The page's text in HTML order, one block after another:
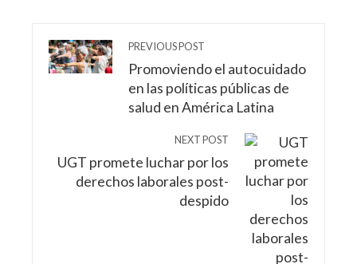
PREVIOUS POST
Promoviendo el autocuidado
en las políticas públicas de
salud en América Latina
NEXT POST
UGT promete luchar por los
derechos laborales post-
despido